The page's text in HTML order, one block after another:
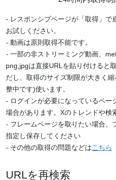
- レスポンシブページが「取得」で
お試しください。
- 動画は原則取得不能です。
- 一部の非ストリーミング動画、
png,jpgは直接URLを貼り付けると
だし、取得のサイズ制限が大きく
整中です)使います。
- ログインが必要になっているペー
場合があります。Xのトレンドや検
- フレームページを取りたい場合、
指定し保存してください
- その他の取得の問題などはこちら
URLを再検索